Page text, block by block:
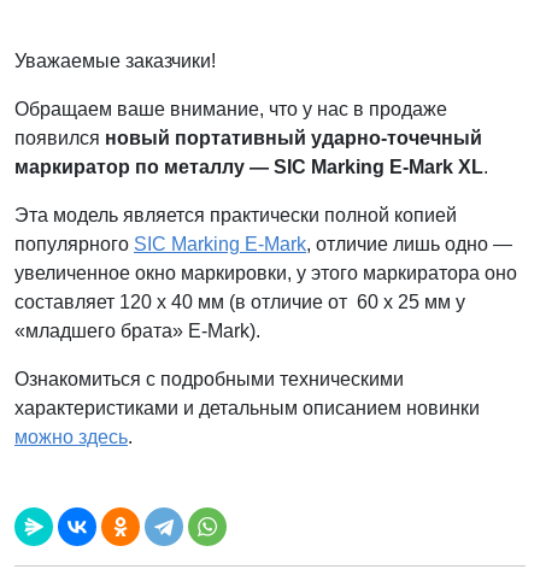
Уважаемые заказчики!
Обращаем ваше внимание, что у нас в продаже
появился новый портативный ударно-точечный
маркиратор по металлу — SIC Marking E-Mark XL.
Эта модель является практически полной копией
популярного SIC Marking E-Mark, отличие лишь одно —
увеличенное окно маркировки, у этого маркиратора оно
составляет 120 х 40 мм (в отличие от 60 х 25 мм у
«младшего брата» E-Mark).
Ознакомиться с подробными техническими
характеристиками и детальным описанием новинки
можно здесь.